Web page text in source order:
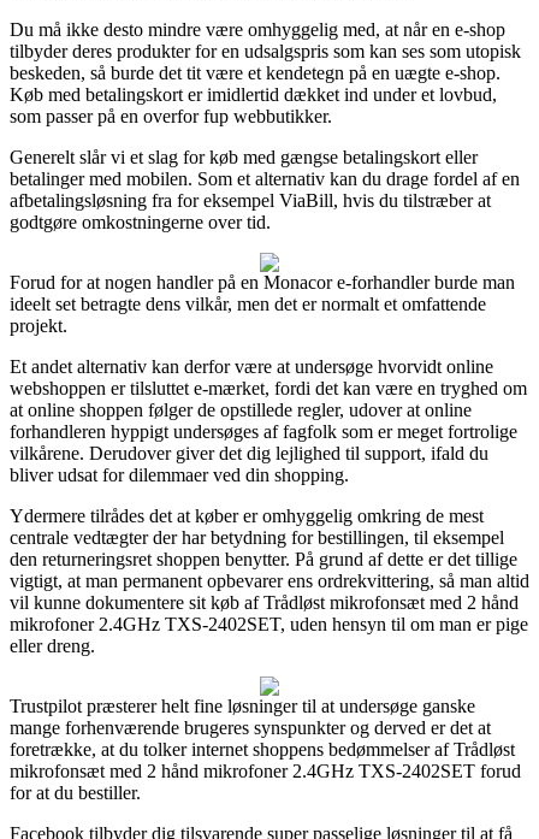
Du må ikke desto mindre være omhyggelig med, at når en e-shop
tilbyder deres produkter for en udsalgspris som kan ses som utopisk
beskeden, så burde det tit være et kendetegn på en uægte e-shop.
Køb med betalingskort er imidlertid dækket ind under et lovbud,
som passer på en overfor fup webbutikker.
Generelt slår vi et slag for køb med gængse betalingskort eller
betalinger med mobilen. Som et alternativ kan du drage fordel af en
afbetalingsløsning fra for eksempel ViaBill, hvis du tilstræber at
godtgøre omkostningerne over tid.
Forud for at nogen handler på en Monacor e-forhandler burde man
ideelt set betragte dens vilkår, men det er normalt et omfattende
projekt.
Et andet alternativ kan derfor være at undersøge hvorvidt online
webshoppen er tilsluttet e-mærket, fordi det kan være en tryghed om
at online shoppen følger de opstillede regler, udover at online
forhandleren hyppigt undersøges af fagfolk som er meget fortrolige
vilkårene. Derudover giver det dig lejlighed til support, ifald du
bliver udsat for dilemmaer ved din shopping.
Ydermere tilrådes det at køber er omhyggelig omkring de mest
centrale vedtægter der har betydning for bestillingen, til eksempel
den returneringsret shoppen benytter. På grund af dette er det tillige
vigtigt, at man permanent opbevarer ens ordrekvittering, så man altid
vil kunne dokumentere sit køb af Trådløst mikrofonsæt med 2 hånd
mikrofoner 2.4GHz TXS-2402SET, uden hensyn til om man er pige
eller dreng.
Trustpilot præsterer helt fine løsninger til at undersøge ganske
mange forhenværende brugeres synspunkter og derved er det at
foretrække, at du tolker internet shoppens bedømmelser af Trådløst
mikrofonsæt med 2 hånd mikrofoner 2.4GHz TXS-2402SET forud
for at du bestiller.
Facebook tilbyder dig tilsvarende super passelige løsninger til at få